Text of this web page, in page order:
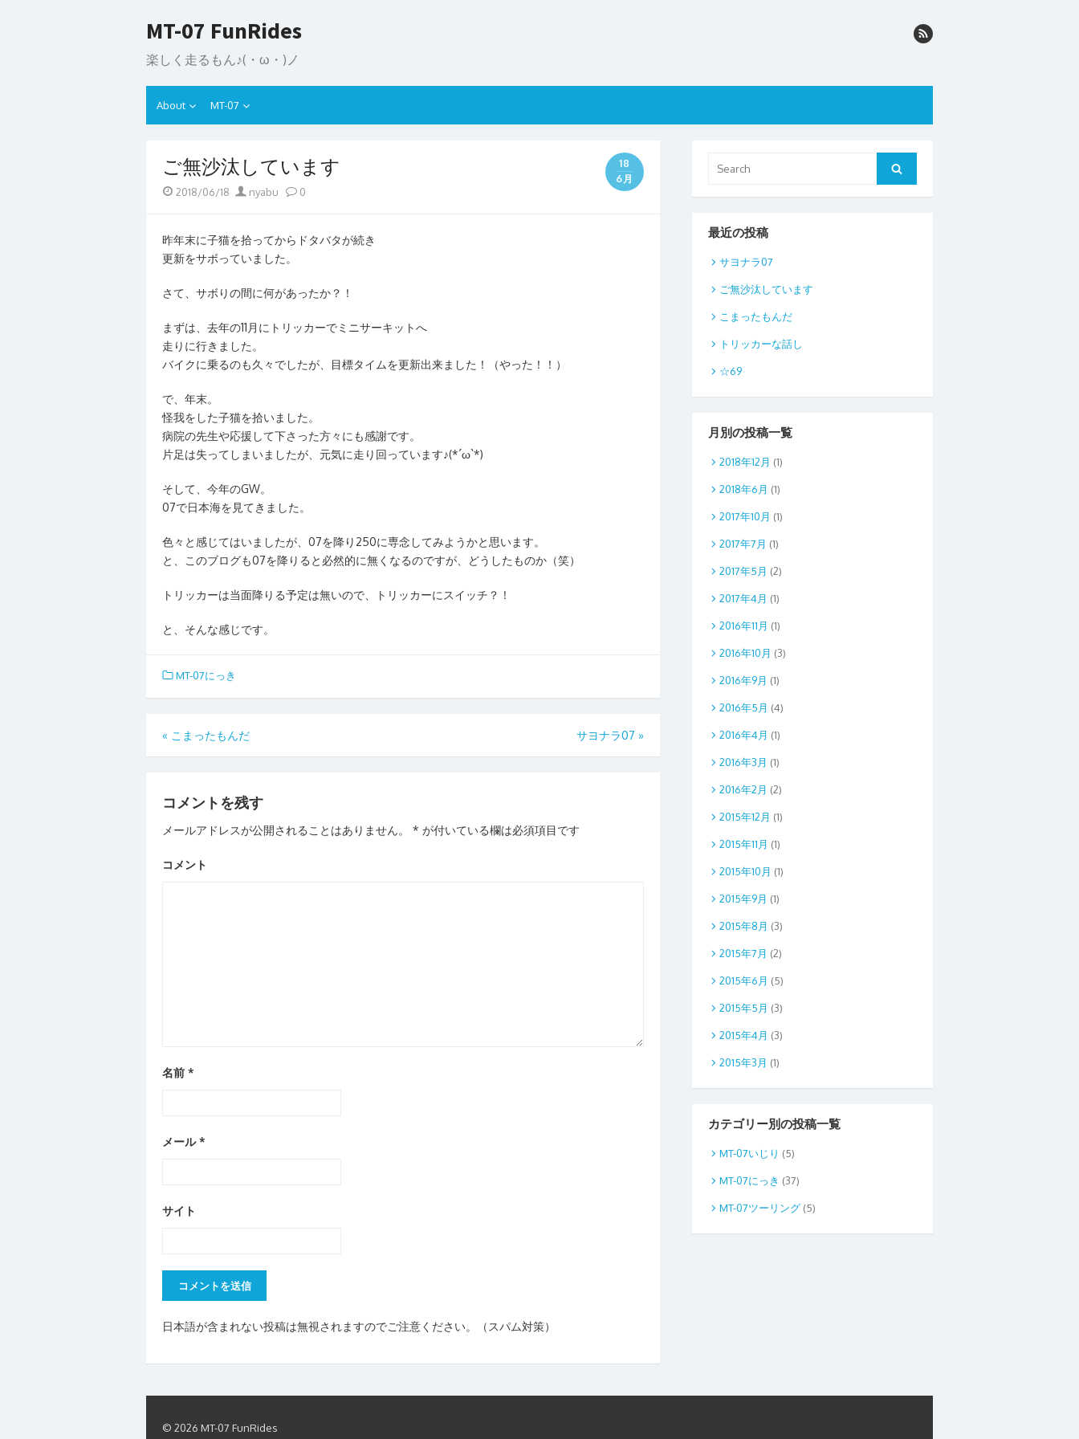
to
MT-07 FunRides
楽しく走るもん♪(・ω・)ノ
About MT-07
ご無沙汰しています
18
6月
Posted
2018/06/18 Author
nyabu 0
昨年末に子猫を拾ってからドタバタが続き
更新をサボっていました。
さて、サボりの間に何があったか？！
まずは、去年の11月にトリッカーでミニサーキットへ
走りに行きました。
バイクに乗るのも久々でしたが、目標タイムを更新出来ました！（やった！！）
で、年末。
怪我をした子猫を拾いました。
病院の先生や応援して下さった方々にも感謝です。
片足は失ってしまいましたが、元気に走り回っています♪(*´ω`*)
そして、今年のGW。
07で日本海を見てきました。
色々と感じてはいましたが、07を降り250に専念してみようかと思います。
と、このブログも07を降りると必然的に無くなるのですが、どうしたものか（笑）
トリッカーは当面降りる予定は無いので、トリッカーにスイッチ？！
と、そんな感じです。
MT-07にっき
投
ナ
ビ
ー
« こまったもんだ サヨナラ07 »
コメントを残す
メールアドレスが公開されることはありません。 * が付いている欄は必須項目です
コメント
名前 *
メール*
サイト
日本語が含まれない投稿は無視されますのでご注意ください。（スパム対策）
Search
最近の投稿
サヨナラ07
ご無沙汰しています
こまったもんだ
トリッカーな話し
☆69
月別の投稿一覧
2018年12月 (1)
2018年6月 (1)
2017年10月 (1)
2017年7月 (1)
2017年5月 (2)
2017年4月 (1)
2016年11月 (1)
2016年10月 (3)
2016年9月 (1)
2016年5月 (4)
2016年4月 (1)
2016年3月 (1)
2016年2月 (2)
2015年12月 (1)
2015年11月 (1)
2015年10月 (1)
2015年9月 (1)
2015年8月 (3)
2015年7月 (2)
2015年6月 (5)
2015年5月 (3)
2015年4月 (3)
2015年3月 (1)
カテゴリー別の投稿一覧
MT-07いじり (5)
MT-07にっき (37)
MT-07ツーリング (5)
© 2026 MT-07 FunRides